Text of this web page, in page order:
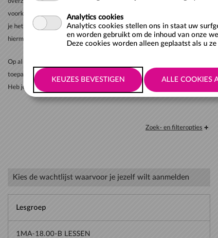
voorkeursdag kenbaar gemaakt. Na de keuze voor een wachtlijst reken
je het inschrijfgeld af met iDEAL. De aanmelding op de wachtlijst is
hiermee definitief en worden niet gerestitueerd.
Op al onze producten en diensten zijn onze
toepassing.
Heb je vragen over inschrijven, zwemles of de voortgang? Kijk dan
Zoek- en filteropties
Kies de wachtlijst waarvoor je jezelf wilt aanmelden
Lesgroep
1MA-18.00-B LESSEN
Analytics cookies
Analytics cookies stellen ons in staat uw
en worden gebruikt om de inhoud van onze
Deze cookies worden alleen geplaatst als u